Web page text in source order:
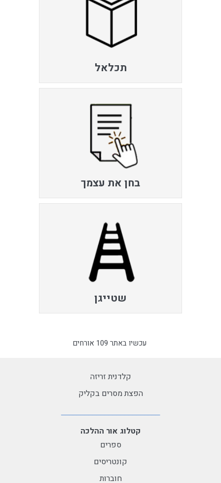
תכלאל
בחן את עצמך
שטייגן
עכשיו באתר 109 אורחים
קלדנית זריזה
הפצת מסרים בקליק
קטלוג אור ההלכה
ספרים
קונטריסים
חוברות